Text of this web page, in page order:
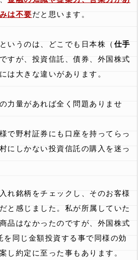
は不要だと思います。
いうのは、どこでも日本株（ 仕手
すが、投資信託、債券、外国株式
は大きな違いがあります。
力量があれば全く問題ありませ
で野村証券にも口座を持ってらっ
にしかない投資信託の購入を迷っ
れ銘柄をチェックし、そのお客様
と感じました。私が所属していた
品はなかったのですが、外国株式
を同じ金額投資する事で同様の効
し約定に至った事もあります。